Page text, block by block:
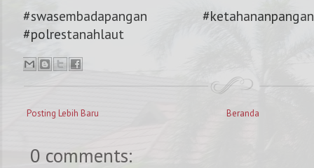
#swasembadapangan
#polrestanahlaut
Posting Lebih Baru Beranda
0 comments: